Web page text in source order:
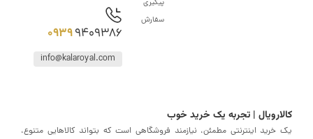
09399409386
info@kalaroyal.com
| تجربه یک خرید خوب
اینترنتی مطمئن، نیازمند فروشگاهی است که بتواند کالاهایی متنوع،